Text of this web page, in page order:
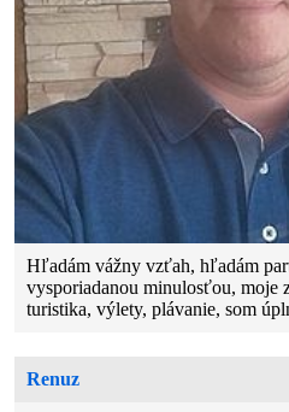
Hľadám vážny vzťah, hľadám
vysporiadanou minulosťou, moje
turistika, výlety, plávanie, som
Renuz